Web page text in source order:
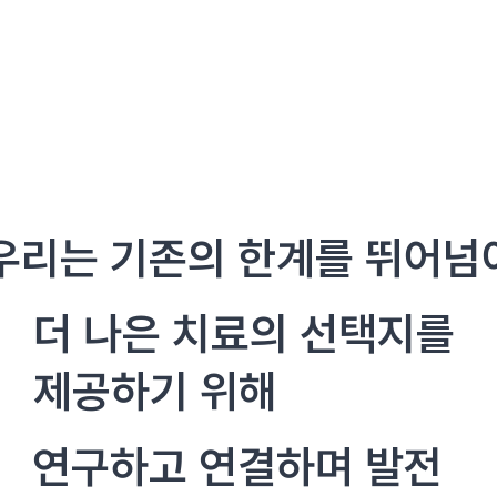
리는 기존의 한계를 뛰어넘
더 나은 치료의 선택지를
제공하기 위해
연구하고 연결하며 발전